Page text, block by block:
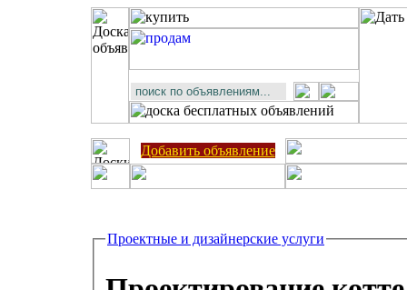
Добавить объявление
Проектные и дизайнерские услуги